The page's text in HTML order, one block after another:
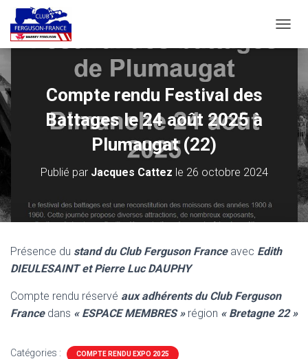
É
Compte rendu Festival des
Battages le 24 août 2025 à
Plumaugat (22)
Publié par Jacques Cattez le 26 octobre 2024
Présence du stand du Club Ferguson Franceavec Edith
DIEULESAINT et Pierre Luc DAUPHY
Compte rendu réservé aux adhérents du Club Ferguson
Francedans « ESPACE MEMBRES »région « Bretagne 22 »
Catégories : COMPTE RENDU EXPO 2025